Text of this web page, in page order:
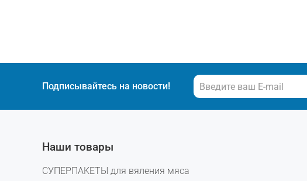
Подписывайтесь на новости!
Наши товары
СУПЕРПАКЕТЫ для вяления мяса